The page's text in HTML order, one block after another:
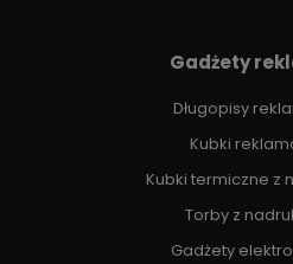
Gadżety
Długopisy
Kubki
Kubki termiczne z
Torby z
Gadżety